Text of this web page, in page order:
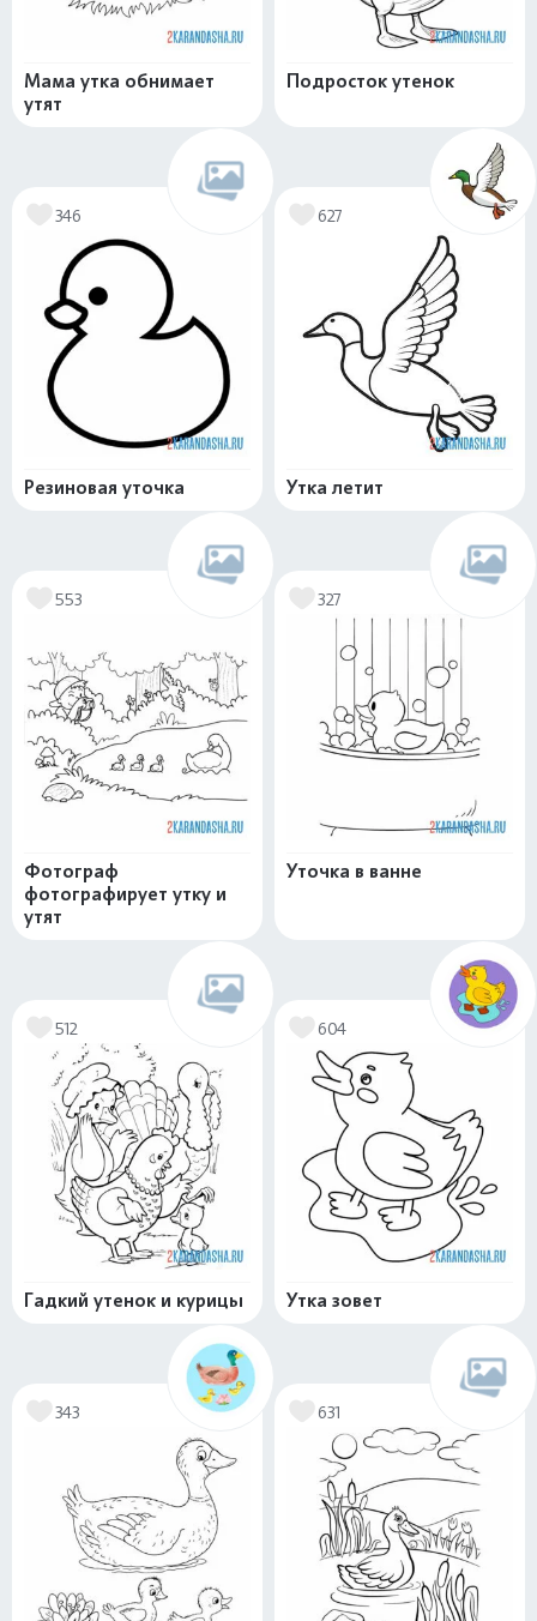
Мама утка обнимает
утят
Подросток утенок
346
Резиновая уточка
627
Утка летит
553
Фотограф
фотографирует утку и
утят
327
Уточка в ванне
512
Гадкий утенок и курицы
604
Утка зовет
343 631